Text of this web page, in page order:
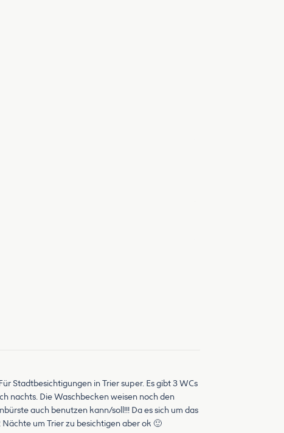
Stadtbesichtigungen in Trier super. Es gibt 3 WCs
nachts. Die Waschbecken weisen noch den
auch benutzen kann/soll!!! Da es sich um das
um Trier zu besichtigen aber ok 🙂